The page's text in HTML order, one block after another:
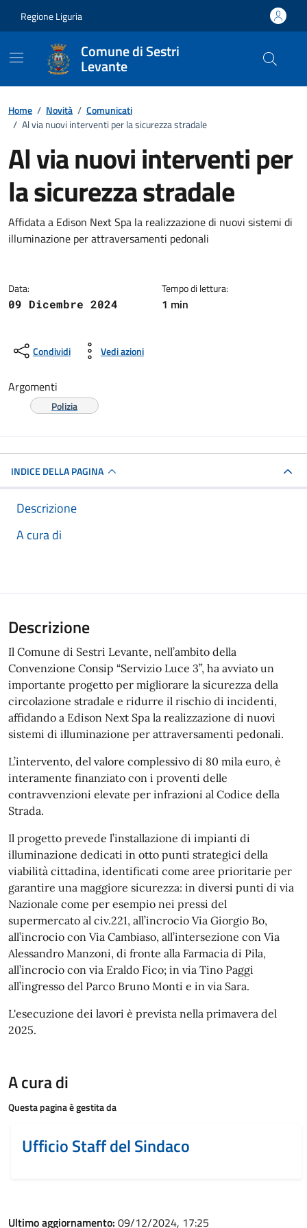
Regione Liguria
Comune di Sestri
Levante
Home / Novità / Comunicati
/ Al via nuovi interventi per la sicurezza stradale
Al via nuovi interventi per
la sicurezza stradale
Dettagli della notizia
Affidata a Edison Next Spa la realizzazione di nuovi sistemi di
illuminazione per attraversamenti pedonali
Data:
09 Dicembre 2024
Tempo di lettura:
1 min
Condividi Vedi azioni
Argomenti
Polizia
INDICE DELLA PAGINA
Descrizione
A cura di
Descrizione
Il Comune di Sestri Levante, nell’ambito della
Convenzione Consip “Servizio Luce 3”, ha avviato un
importante progetto per migliorare la sicurezza della
circolazione stradale e ridurre il rischio di incidenti,
affidando a Edison Next Spa la realizzazione di nuovi
sistemi di illuminazione per attraversamenti pedonali.
L’intervento, del valore complessivo di 80 mila euro, è
interamente finanziato con i proventi delle
contravvenzioni elevate per infrazioni al Codice della
Strada.
Il progetto prevede l’installazione di impianti di
illuminazione dedicati in otto punti strategici della
viabilità cittadina, identificati come aree prioritarie per
garantire una maggiore sicurezza: in diversi punti di via
Nazionale come per esempio nei pressi del
supermercato al civ.221, all’incrocio Via Giorgio Bo,
all’incrocio con Via Cambiaso, all’intersezione con Via
Alessandro Manzoni, di fronte alla Farmacia di Pila,
all’incrocio con via Eraldo Fico; in via Tino Paggi
all’ingresso del Parco Bruno Monti e in via Sara.
L'esecuzione dei lavori è prevista nella primavera del
2025.
A cura di
Questa pagina è gestita da
Ufficio Staff del Sindaco
Ultimo aggiornamento: 09/12/2024, 17:25